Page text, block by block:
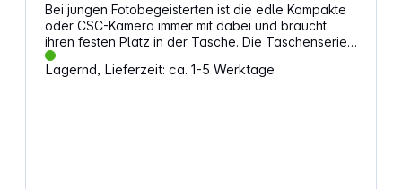
Bei jungen Fotobegeisterten ist die edle Kompakte
oder CSC-Kamera immer mit dabei und braucht
ihren festen Platz in der Tasche. Die Taschenserie
STOCKHOLM erfüllt diesen Anspruch und
präsentiert sich optisch als Freizeittasche,
Lagernd, Lieferzeit: ca. 1-5 Werktage